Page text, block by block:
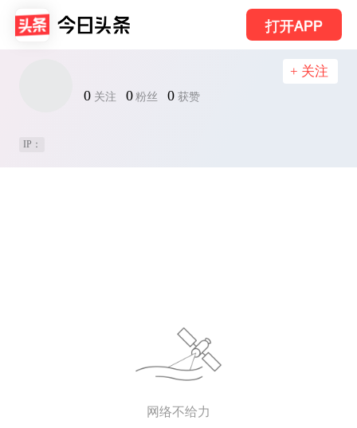
打开APP
0 关注 0 粉丝 0 获赞
+ 关注
IP：
网络不给力